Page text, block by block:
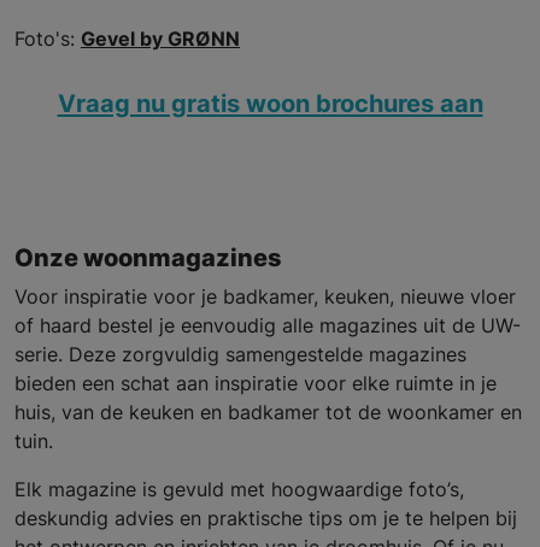
Foto's: Gevel by GRØNN
Vraag nu gratis woon brochures aan
Onze woonmagazines
Voor inspiratie voor je badkamer, keuken, nieuwe vloer
of haard bestel je eenvoudig alle magazines uit de UW-
serie. Deze zorgvuldig samengestelde magazines
bieden een schat aan inspiratie voor elke ruimte in je
huis, van de keuken en badkamer tot de woonkamer en
tuin.
Elk magazine is gevuld met hoogwaardige foto’s,
deskundig advies en praktische tips om je te helpen bij